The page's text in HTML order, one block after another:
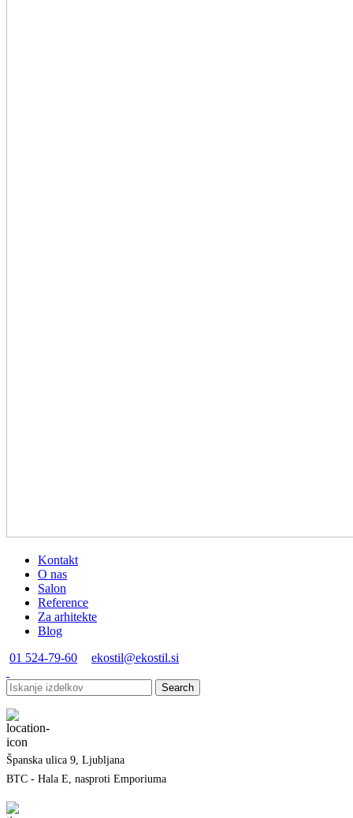
Kontakt
O nas
Salon
Reference
Za arhitekte
Blog
01 524-79-60
ekostil@ekostil.si
Search
Španska ulica 9, Ljubljana
BTC - Hala E, nasproti Emporiuma